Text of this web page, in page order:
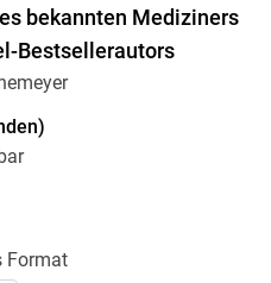
bekannten Mediziners
Bestsellerautors
Format